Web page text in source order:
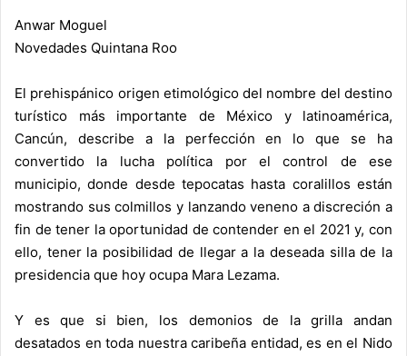
Anwar Moguel
Novedades Quintana Roo
El prehispánico origen etimológico del nombre del destino
turístico más importante de México y latinoamérica,
Cancún, describe a la perfección en lo que se ha
convertido la lucha política por el control de ese
municipio, donde desde tepocatas hasta coralillos están
mostrando sus colmillos y lanzando veneno a discreción a
fin de tener la oportunidad de contender en el 2021 y, con
ello, tener la posibilidad de llegar a la deseada silla de la
presidencia que hoy ocupa Mara Lezama.
Y es que si bien, los demonios de la grilla andan
desatados en toda nuestra caribeña entidad, es en el Nido